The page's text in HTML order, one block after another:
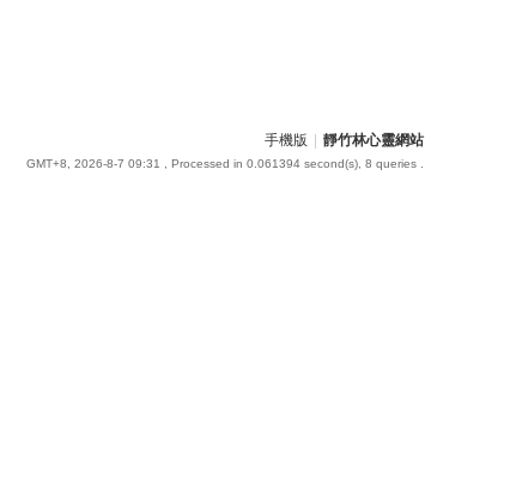
手機版 靜竹林心靈網站
GMT+8, 2026-8-7 09:31 , Processed in 0.061394 second(s), 8 queries .